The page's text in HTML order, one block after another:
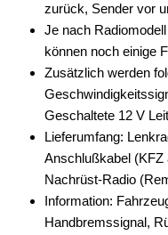
zurück, Sender vor
Je nach
können noch einige
Zusätzlich werden
Geschaltete 12 V
Lieferumfang:
Anschlußkabel (KFZ
Nachrüst-Radio
Information:
Handbremssignal,